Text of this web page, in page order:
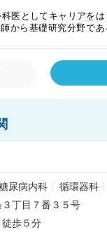
医としてキャリアを
から基礎研究分野で
省がん対策推進協議
of Asian
尿病内科
循環器科
呼吸器科
心療内科
呼吸器内科 整形外
丁目７番３５号
歩５分